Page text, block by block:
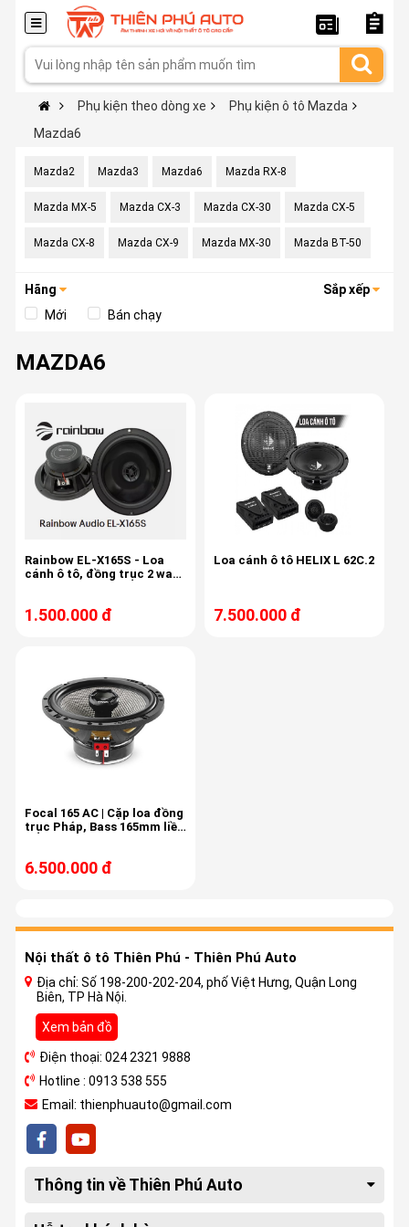
Phụ kiện theo dòng xe
Phụ kiện ô tô Mazda
Mazda6
Mazda2 Mazda3 Mazda6 Mazda RX-8
Mazda MX-5 Mazda CX-3 Mazda CX-30 Mazda CX-5
Mazda CX-8 Mazda CX-9 Mazda MX-30 Mazda BT-50
Hãng
Sắp xếp
Mới
Bán chạy
MAZDA6
Rainbow EL-X165S - Loa
cánh ô tô, đồng trục 2 way,
1.500.000 đ
Loa cánh ô tô HELIX L 62C.2
7.500.000 đ
Focal 165 AC | Cặp loa đồng
trục Pháp, Bass 165mm liền
6.500.000 đ
Nội thất ô tô Thiên Phú - Thiên Phú Auto
Địa chỉ: Số 198-200-202-204, phố Việt Hưng, Quận Long
Biên, TP Hà Nội.
Xem bản đồ
Điện thoại: 024 2321 9888
Hotline : 0913 538 555
Email: thienphuauto@gmail.com
Thông tin về Thiên Phú Auto